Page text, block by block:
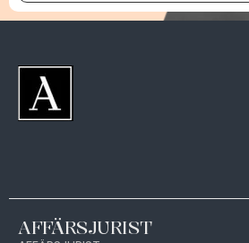
AFFÄRSJURIST